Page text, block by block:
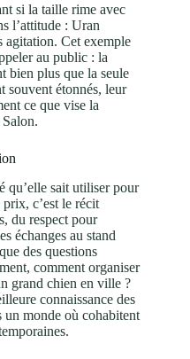
si la taille rime avec
l’attitude : Uran
agitation. Cet exemple
au public : la
bien plus que la seule
souvent étonnés, leur
ce que vise la
qu’elle sait utiliser pour
c’est le récit
du respect pour
échanges au stand
des questions
comment organiser
grand chien en ville ?
connaissance des
un monde où cohabitent